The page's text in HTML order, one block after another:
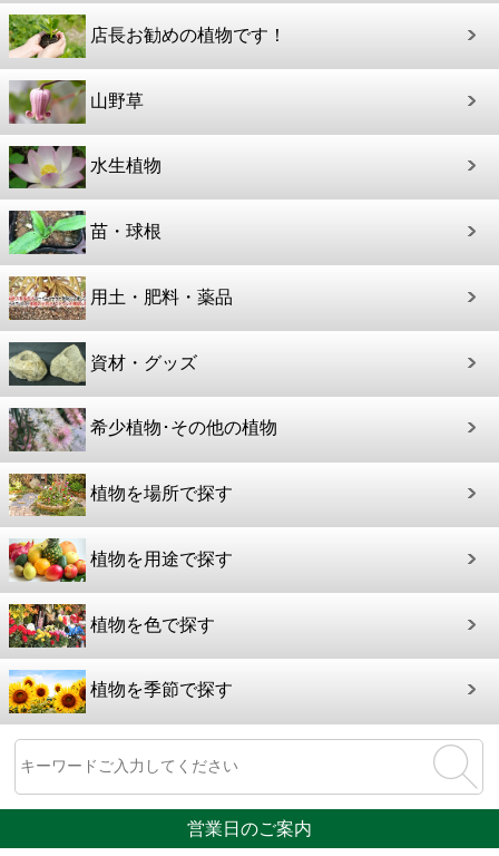
店長お勧めの植物です！
山野草
水生植物
苗・球根
用土・肥料・薬品
資材・グッズ
希少植物･その他の植物
植物を場所で探す
植物を用途で探す
植物を色で探す
植物を季節で探す
営業日のご案内